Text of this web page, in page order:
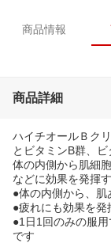
商品情報
商品詳細
ハイチオールＢク
とビタミンB群、
体の内側から肌細
などに効果を発揮
●体の内側から、
●疲れにも効果を発
●1日1回のみの服
です